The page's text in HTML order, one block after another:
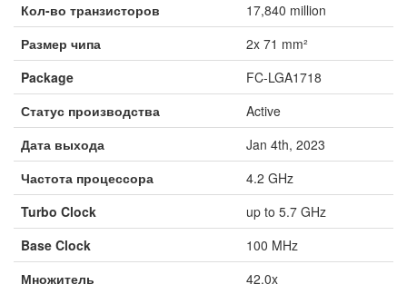
Кол-во транзисторов
17,840 million
Размер чипа
2x 71 mm²
Package
FC-LGA1718
Статус производства
Active
Дата выхода
Jan 4th, 2023
Частота процессора
4.2 GHz
Turbo Clock
up to 5.7 GHz
Base Clock
100 MHz
Множитель
42.0x